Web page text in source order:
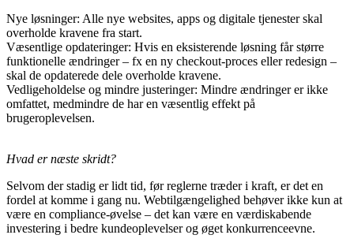
Nye løsninger: Alle nye websites, apps og digitale tjenester skal
overholde kravene fra start.
Væsentlige opdateringer: Hvis en eksisterende løsning får større
funktionelle ændringer – fx en ny checkout-proces eller redesign –
skal de opdaterede dele overholde kravene.
Vedligeholdelse og mindre justeringer: Mindre ændringer er ikke
omfattet, medmindre de har en væsentlig effekt på
brugeroplevelsen.
Hvad er næste skridt?
Selvom der stadig er lidt tid, før reglerne træder i kraft, er det en
fordel at komme i gang nu. Webtilgængelighed behøver ikke kun at
være en compliance-øvelse – det kan være en værdiskabende
investering i bedre kundeoplevelser og øget konkurrenceevne.